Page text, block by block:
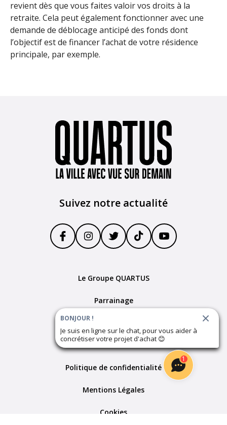
revient dès que vous faites valoir vos droits à la
retraite. Cela peut également fonctionner avec une
demande de déblocage anticipé des fonds dont
l’objectif est de financer l’achat de votre résidence
principale, par exemple.
Suivez notre actualité
Le Groupe QUARTUS
Parrainage
Devenir partenaire
Plan du site
Politique de confidentialité
Mentions Légales
Cookies
1
BONJOUR !
Je suis en ligne sur le chat, pour vous aider à
concrétiser votre projet d'achat 😊